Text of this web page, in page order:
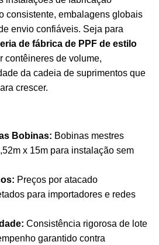
consistente, embalagens globais
envio confiáveis. Seja para
de fábrica de PPF de estilo
contêineres de volume,
da cadeia de suprimentos que
crescer.
Bobinas: Bobinas mestres
x 15m para instalação sem
Preços por atacado
para importadores e redes
Consistência rigorosa de lote
garantido contra